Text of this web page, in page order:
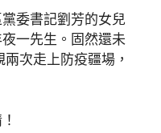
委書記劉芳的女兒
一先生。固然還未
次走上防疫疆場，